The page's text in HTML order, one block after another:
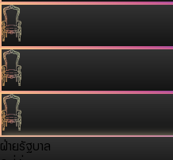
ฝ่ายรัฐบาล